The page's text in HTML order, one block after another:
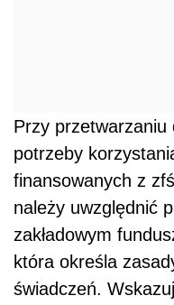
Przy
potrzeby
finansowanych z
należy uwzględnić
zakładowym
która określa
świadczeń.